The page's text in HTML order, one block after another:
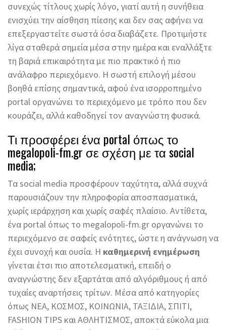
συνεχώς τίτλους χωρίς λόγο, γιατί αυτή η συνήθεια
ενισχύει την αίσθηση πίεσης και δεν σας αφήνει να
επεξεργαστείτε σωστά όσα διαβάζετε. Προτιμήστε
λίγα σταθερά σημεία μέσα στην ημέρα και εναλλάξτε
τη βαριά επικαιρότητα με πιο πρακτικό ή πιο
ανάλαφρο περιεχόμενο. Η σωστή επιλογή μέσου
βοηθά επίσης σημαντικά, αφού ένα ισορροπημένο
portal οργανώνει το περιεχόμενο με τρόπο που δεν
κουράζει, αλλά καθοδηγεί τον αναγνώστη φυσικά.
Τι προσφέρει ένα portal όπως το
megalopoli-fm.gr σε σχέση με τα social
media;
Τα social media προσφέρουν ταχύτητα, αλλά συχνά
παρουσιάζουν την πληροφορία αποσπασματικά,
χωρίς ιεράρχηση και χωρίς σαφές πλαίσιο. Αντίθετα,
ένα portal όπως το megalopoli-fm.gr οργανώνει το
περιεχόμενο σε σαφείς ενότητες, ώστε η ανάγνωση να
έχει συνοχή και ουσία. Η καθημερινή ενημέρωση
γίνεται έτσι πιο αποτελεσματική, επειδή ο
αναγνώστης δεν εξαρτάται από αλγόριθμους ή από
τυχαίες αναρτήσεις τρίτων. Μέσα από κατηγορίες
όπως ΝΕΑ, ΚΟΣΜΟΣ, ΚΟΙΝΩΝΙΑ, ΤΑΞΙΔΙΑ, ΣΠΙΤΙ,
FASHION TIPS και ΑΘΛΗΤΙΣΜΟΣ, αποκτά εύκολα μια